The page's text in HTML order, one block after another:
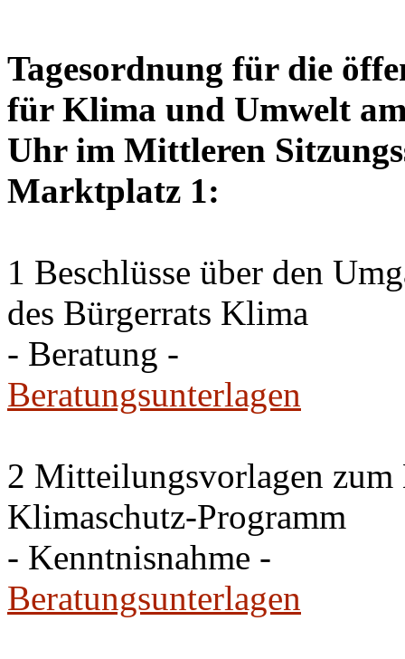
Tagesordnung für die
für Klima und Umwelt
Uhr im Mittleren
Marktplatz 1:
1 Beschlüsse über den
des Bürgerrats Klima
- Beratung -
Beratungsunterlagen
2 Mitteilungsvorlagen zum
Klimaschutz-Programm
- Kenntnisnahme -
Beratungsunterlagen